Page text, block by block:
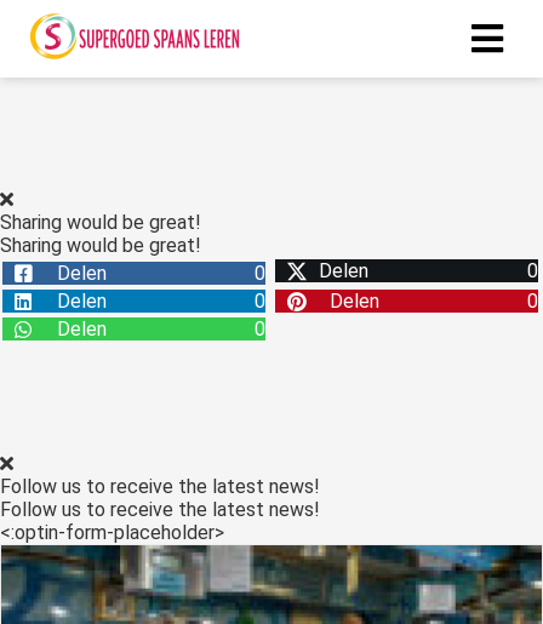
Sharing would be great!
Sharing would be great!
Delen
0 Delen
0
Delen
0 Delen
0
Delen
0
Follow us to receive the latest news!
Follow us to receive the latest news!
<:optin-form-placeholder>
gebruikt
deze
kan de